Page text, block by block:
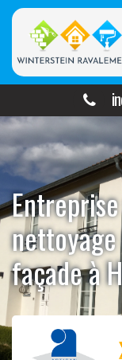
façade à